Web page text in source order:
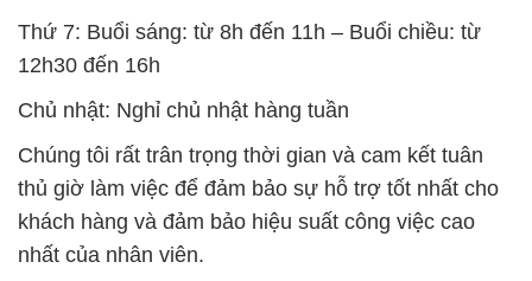
Thứ 7: Buổi sáng: từ 8h đến 11h – Buổi chiều: từ
12h30 đến 16h
Chủ nhật: Nghỉ chủ nhật hàng tuần
Chúng tôi rất trân trọng thời gian và cam kết tuân
thủ giờ làm việc để đảm bảo sự hỗ trợ tốt nhất cho
khách hàng và đảm bảo hiệu suất công việc cao
nhất của nhân viên.